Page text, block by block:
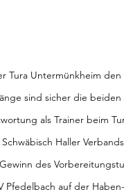
Untermünkheim den
sind sicher die
als Trainer beim
Haller
des
Pfedelbach auf der